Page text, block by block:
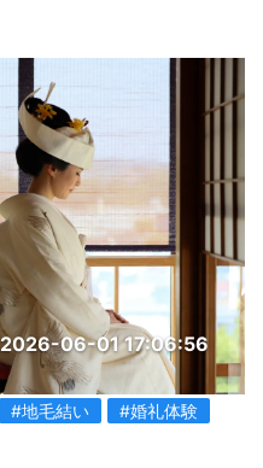
2026-06-01 17:06:56
#地毛結い #婚礼体験